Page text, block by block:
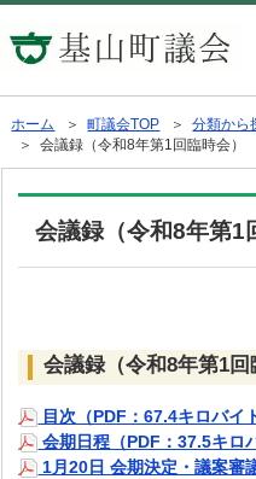
ホーム ＞町議会TOP ＞分類から
＞ 会議録（令和8年第1回臨時会）
会議録（令和8年第1
会議録（令和8年第1回
目次（PDF：67.4キロバイ
会期日程（PDF：37.5キロ
1月20日 会期決定・議案審